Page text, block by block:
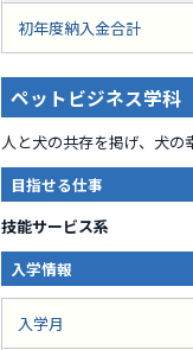
初年度納入金合計
ペットビジネス学科
人と犬の共存を掲げ、犬
目指せる仕事
技能サービス系
入学情報
入学月